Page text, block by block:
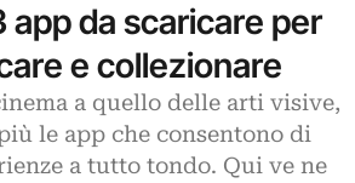
app da scaricare per
e collezionare
a quello delle arti visive,
le app che consentono di
a tutto tondo. Qui ve ne